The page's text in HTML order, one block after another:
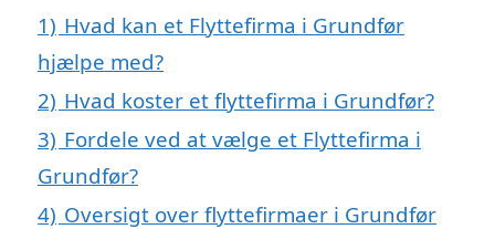
1) Hvad kan et Flyttefirma i Grundfør
hjælpe med?
2) Hvad koster et flyttefirma i Grundfør?
3) Fordele ved at vælge et Flyttefirma i
Grundfør?
4) Oversigt over flyttefirmaer i Grundfør